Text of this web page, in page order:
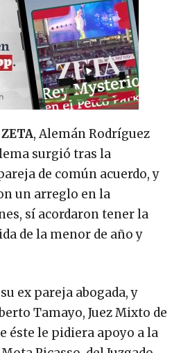
ZETA, Alemán Rodríguez
surgió tras la
de común acuerdo, y
un arreglo en la
sí acordaron tener la
de la menor de año y
ex pareja abogada, y
Tamayo, Juez Mixto de
éste le pidiera apoyo a la